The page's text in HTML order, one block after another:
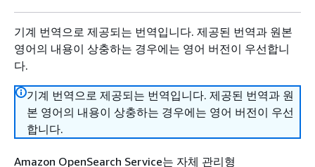
기계 번역으로 제공되는 번역입니다. 제공된 번역과 원본
영어의 내용이 상충하는 경우에는 영어 버전이 우선합니
다.
기계 번역으로 제공되는 번역입니다. 제공된 번역과 원
본 영어의 내용이 상충하는 경우에는 영어 버전이 우선
합니다.
Amazon OpenSearch Service는 자체 관리형